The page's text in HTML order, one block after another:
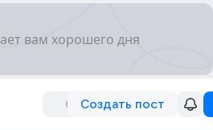
Создать пост